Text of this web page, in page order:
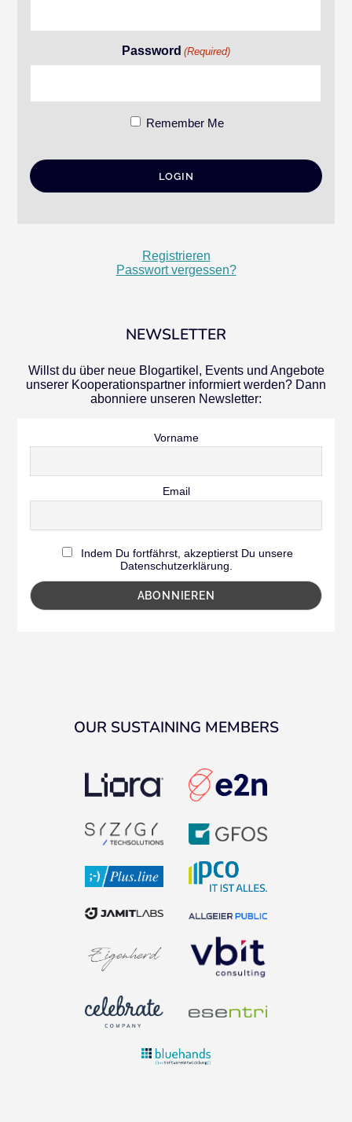
Password (Required)
Remember Me
Registrieren
Passwort vergessen?
NEWSLETTER
Willst du über neue Blogartikel, Events und Angebote
unserer Kooperationspartner informiert werden? Dann
abonniere unseren Newsletter:
Vorname
Email
Indem Du fortfährst, akzeptierst Du unsere
Datenschutzerklärung.
OUR SUSTAINING MEMBERS